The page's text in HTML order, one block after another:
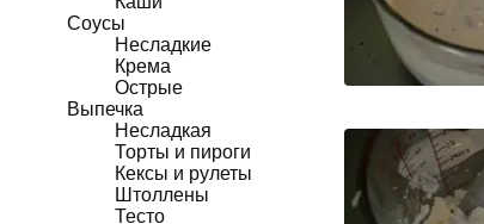
Соусы
Несладкие
Крема
Острые
Выпечка
Несладкая
Торты и пироги
Кексы и рулеты
Штоллены
Тесто